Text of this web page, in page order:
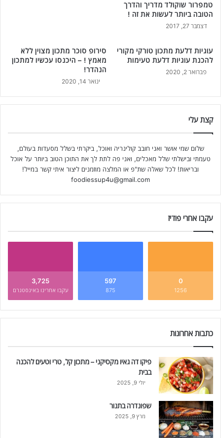
טמפרור שוקולד מדריך והדרך
הטובה ביותר לעשות את זה !
דצמבר 27, 2017
עוגיות דלעת מתכון טורקי מקורי
להכנת עוגיות דלעת טעימות
פברואר 2, 2020
סירופ סוכר מתכון מצוין ללא
מאמץ ! – היכנסו עכשיו למתכון
הנהדר!
ינואר 14, 2020
קצת עלי
שלום שמי אושר ואני חובב קולינריה ואוכל, ביקרתי בשלל מסעדות בעולם,
טעמתי ובישלתי שלל מאכלים, ואני פה לתת לך את התוכן הטוב ביותר על אוכל
ובריאות! לכל שאלה שת"פ או המלצה מוזמנים ליצור איתי קשר במייל!
foodiessup4u@gmail.com
עקבו אחרי פודיז
0
1256
597
875
3,725
עקבו אחרינו באינסטגרם
כתבות אחרונות
פיקו דה גאיו מקסיקני – מתכון קל, טרי וטעים להכנה
בבית
יולי 9, 2025
שפונדרה בתנור
מרץ 9, 2025